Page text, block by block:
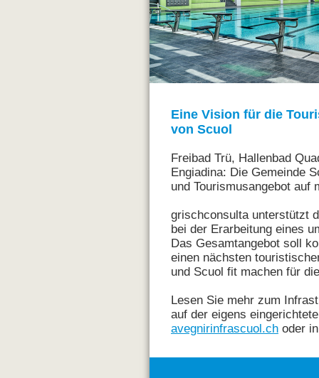
Eine Vision für die
von Scuol
Freibad Trü, Hallenbad
Engiadina: Die Gemeinde
und Tourismusangebot auf
grischconsulta unterstützt
bei der Erarbeitung eines
Das Gesamtangebot soll
einen nächsten
und Scuol fit machen für
Lesen Sie mehr zum
auf der eigens
avegnirinfrascuol.ch oder